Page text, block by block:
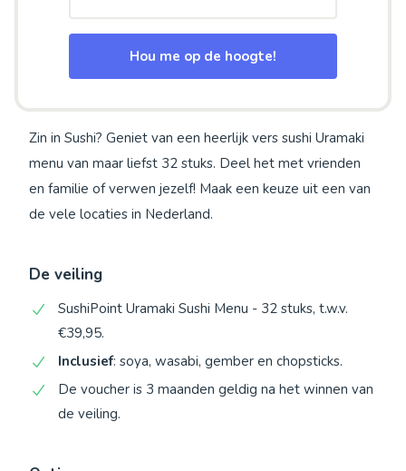
Hou me op de hoogte!
Zin in Sushi? Geniet van een heerlijk vers sushi Uramaki
menu van maar liefst 32 stuks. Deel het met vrienden
en familie of verwen jezelf! Maak een keuze uit een van
de vele locaties in Nederland.
De veiling
SushiPoint Uramaki Sushi Menu - 32 stuks, t.w.v.
€39,95.
Inclusief: soya, wasabi, gember en chopsticks.
De voucher is 3 maanden geldig na het winnen van
de veiling.